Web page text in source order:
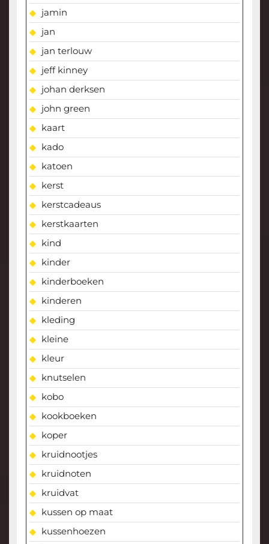
jamin
jan
jan terlouw
jeff kinney
johan derksen
john green
kaart
kado
katoen
kerst
kerstcadeaus
kerstkaarten
kind
kinder
kinderboeken
kinderen
kleding
kleine
kleur
knutselen
kobo
kookboeken
koper
kruidnootjes
kruidnoten
kruidvat
kussen op maat
kussenhoezen